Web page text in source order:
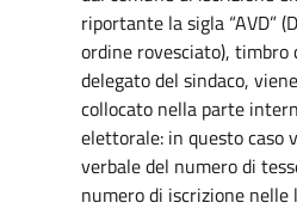
riportante la sigla “AVD”
ordine rovesciato),
delegato del sindaco,
collocato nella parte
elettorale: in questo caso
verbale del numero di
numero di iscrizione nelle